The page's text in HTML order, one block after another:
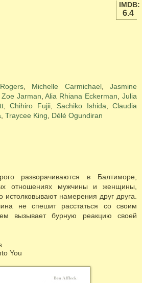
IMDB:
6.4
, Michelle Carmichael, Jasmine
Zoe Jarman ,Alia Rhiana Eckerman
Julia
,Chihiro Fujii, Sachiko Ishida ,Claudia
Traycee King Délé Ogundiran
разворачиваются в Балтиморе,
отношениях мужчины и женщины,
истолковывают намерения друг друга.
не спешит расстаться со своим
вызывает бурную реакцию своей
You